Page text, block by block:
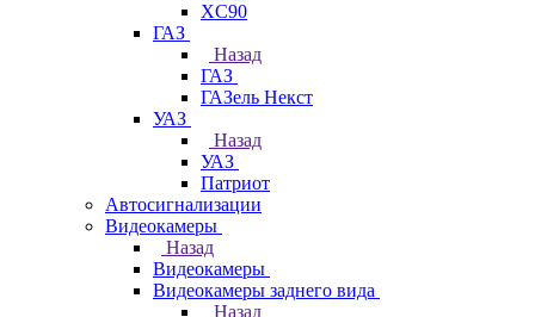
XC90
ГАЗ
Назад
ГАЗ
ГАЗель Некст
УАЗ
Назад
УАЗ
Патриот
Автосигнализации
Видеокамеры
Назад
Видеокамеры
Видеокамеры заднего вида
Назад